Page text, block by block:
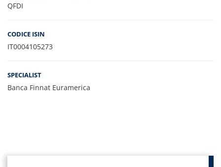
QFDI
CODICE ISIN
IT0004105273
SPECIALIST
Banca Finnat Euramerica